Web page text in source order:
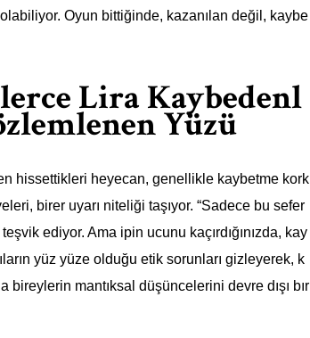
Oyun bittiğinde, kazanılan değil, kaybe
Lira Kaybedenl
Yüzü
hissettikleri heyecan, genellikle kaybetme kork
birer uyarı niteliği taşıyor. “Sadece bu sefer
ediyor. Ama ipin ucunu kaçırdığınızda, kay
yüz yüze olduğu etik sorunları gizleyerek, k
mantıksal düşüncelerini devre dışı bır